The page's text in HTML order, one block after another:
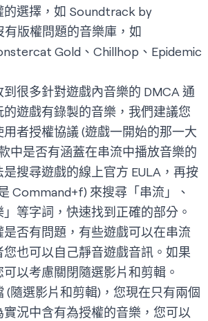
的選擇，如 Soundtrack by
版權問題的音樂庫，如
Gold、Chillhop、Epidemic
很多針對遊戲內音樂的 DMCA 通
遊戲有錄製的音樂，我們建議您
者授權協議 (遊戲一開始的那一大
中是否有涵蓋在串流中播放音樂的
搜尋遊戲的線上官方 EULA，再按
Command+f) 來搜尋「串流」、
」等字詞，快速找到正確的部分。
否有問題，有些遊戲可以在串流
也可以自己靜音遊戲音訊。如果
以考慮關閉隨選影片和剪輯。
(隨選影片和剪輯)，您現在只有兩個
況中含有為授權的音樂，您可以